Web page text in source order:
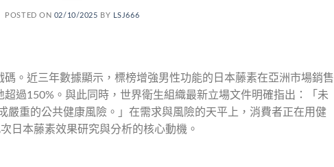
POSTED ON 02/10/2025 BY LSJ666
。近三年數據顯示，標榜增強男性功能的日本藤素在亞洲市場銷售
過150%。與此同時，世界衛生組織最新立場文件明確指出：「未
嚴重的公共健康風險。」在需求與風險的天平上，消費者正在用健
日本藤素效果研究與分析的核心動機。